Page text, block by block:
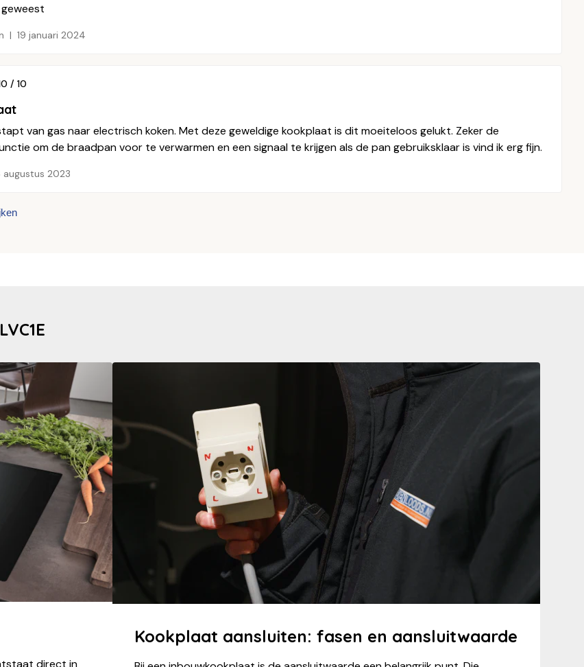
19 januari 2024
/ 10
van gas naar electrisch koken. Met deze geweldige kookplaat is dit moeiteloos gelukt. Zeker de
om de braadpan voor te verwarmen en een signaal te krijgen als de pan gebruiksklaar is vind ik erg fijn.
augustus 2023
direct in
Kookplaat aansluiten: fasen en aansluitwaarde